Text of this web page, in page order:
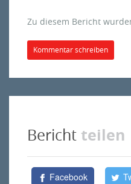
Zu diesem Bericht
Kommentar schreiben
Bericht teilen
Facebook